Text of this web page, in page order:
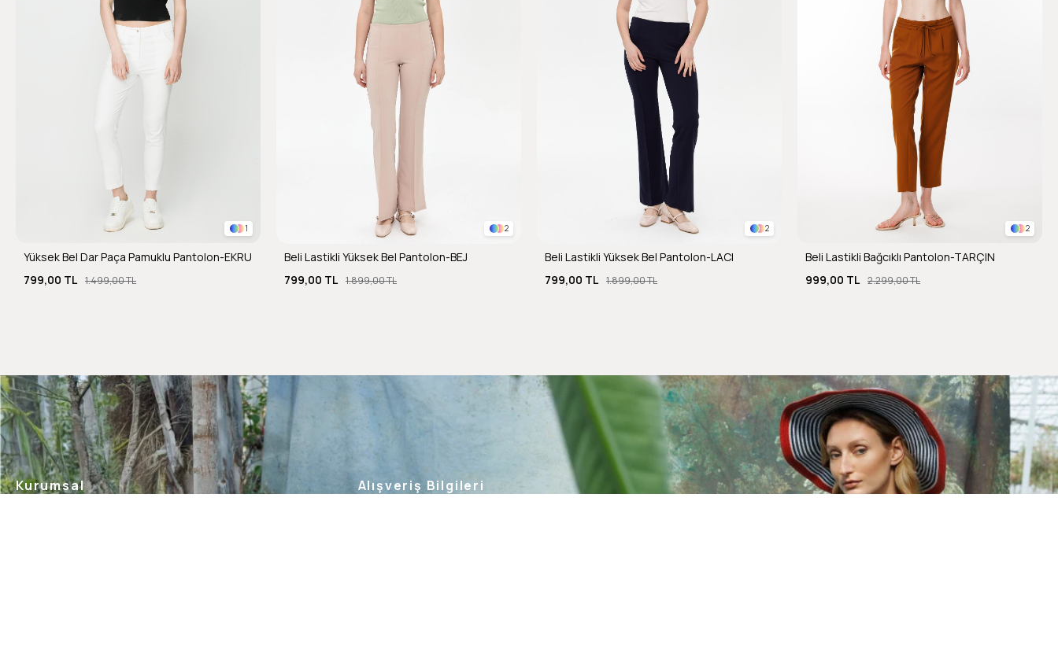
1
Yüksek Bel Dar Paça Pamuklu Pantolon-EKRU
799,00 TL 1.499,00 TL
2
Beli Lastikli Yüksek Bel Pantolon-BEJ
799,00 TL 1.899,00 TL
2
Beli Lastikli Yüksek Bel Pantolon-LACI
799,00 TL 1.899,00 TL
2
Beli Lastikli Bağcıklı Pantolon-TARÇIN
999,00 TL 2.299,00 TL
Kurumsal
Alışveriş Bilgileri